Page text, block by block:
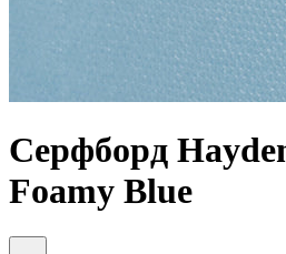
Серфборд
Foamy Blue